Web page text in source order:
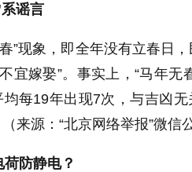
谣言
”现象，即全年没有立春日
宜嫁娶”。事实上，“马年无
均每19年出现7次，与吉凶
来源：“北京网络举报”微信
防静电？